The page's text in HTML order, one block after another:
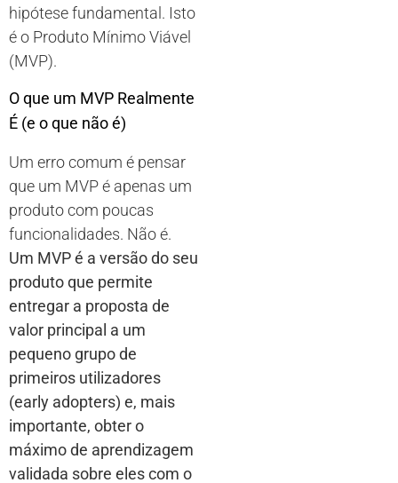
hipótese fundamental. Isto
é o Produto Mínimo Viável
(MVP).
O que um MVP Realmente
É (e o que não é)
Um erro comum é pensar
que um MVP é apenas um
produto com poucas
funcionalidades. Não é.
Um MVP é a versão do seu
produto que permite
entregar a proposta de
valor principal a um
pequeno grupo de
primeiros utilizadores
(early adopters) e, mais
importante, obter o
máximo de aprendizagem
validada sobre eles com o